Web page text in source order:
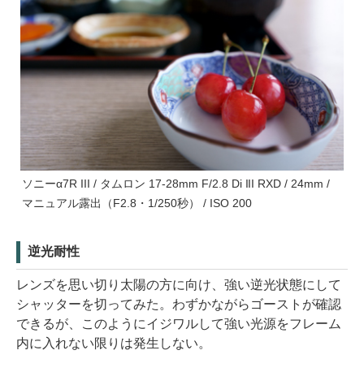
ソニーα7R III / タムロン 17-28mm F/2.8 Di III RXD / 24mm /
マニュアル露出（F2.8・1/250秒） / ISO 200
逆光耐性
レンズを思い切り太陽の方に向け、強い逆光状態にして
シャッターを切ってみた。わずかながらゴーストが確認
できるが、このようにイジワルして強い光源をフレーム
内に入れない限りは発生しない。